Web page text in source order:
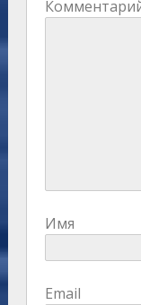
Имя
Email